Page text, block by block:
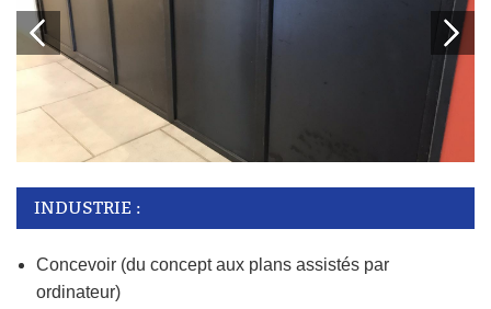
INDUSTRIE :
Concevoir (du concept aux plans assistés par
ordinateur)